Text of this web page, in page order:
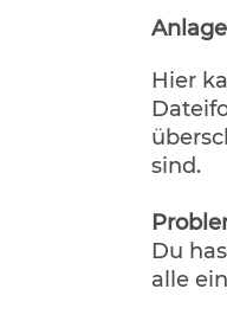
Hier
sind.
Du
alle